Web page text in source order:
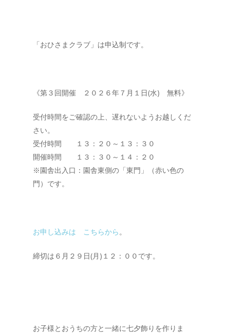
「おひさまクラブ」は申込制です。
《第３回開催 ２０２６年７月１日(水) 無料》
受付時間をご確認の上、遅れないようお越しくだ
さい。
受付時間 １３：２０～１３：３０
開催時間 １３：３０～１４：２０
※園舎出入口：園舎東側の「東門」（赤い色の
門）です。
お申し込みは こちらから。
締切は６月２９日(月)１２：００です。
お子様とおうちの方と一緒に七夕飾りを作りま